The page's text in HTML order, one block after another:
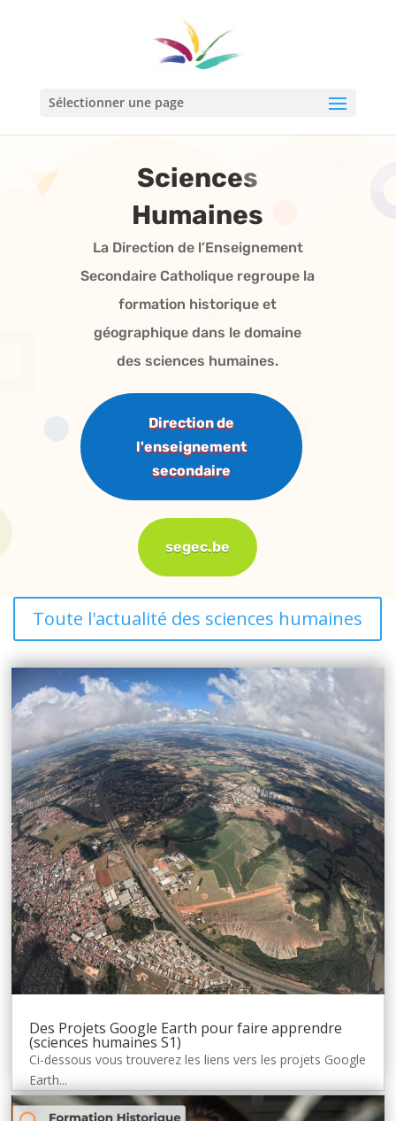
Sélectionner une page
Sciences
Humaines
La Direction de l’Enseignement
Secondaire Catholique regroupe la
formation historique et
géographique dans le domaine
des sciences humaines.
Direction de
l'enseignement
secondaire
segec.be
Toute l'actualité des sciences humaines
Des Projets Google Earth pour faire apprendre
(sciences humaines S1)
Ci-dessous vous trouverez les liens vers les projets Google
Earth...